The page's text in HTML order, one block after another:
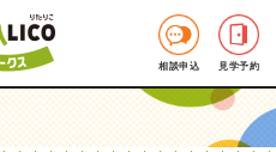
相談申込 見学予約